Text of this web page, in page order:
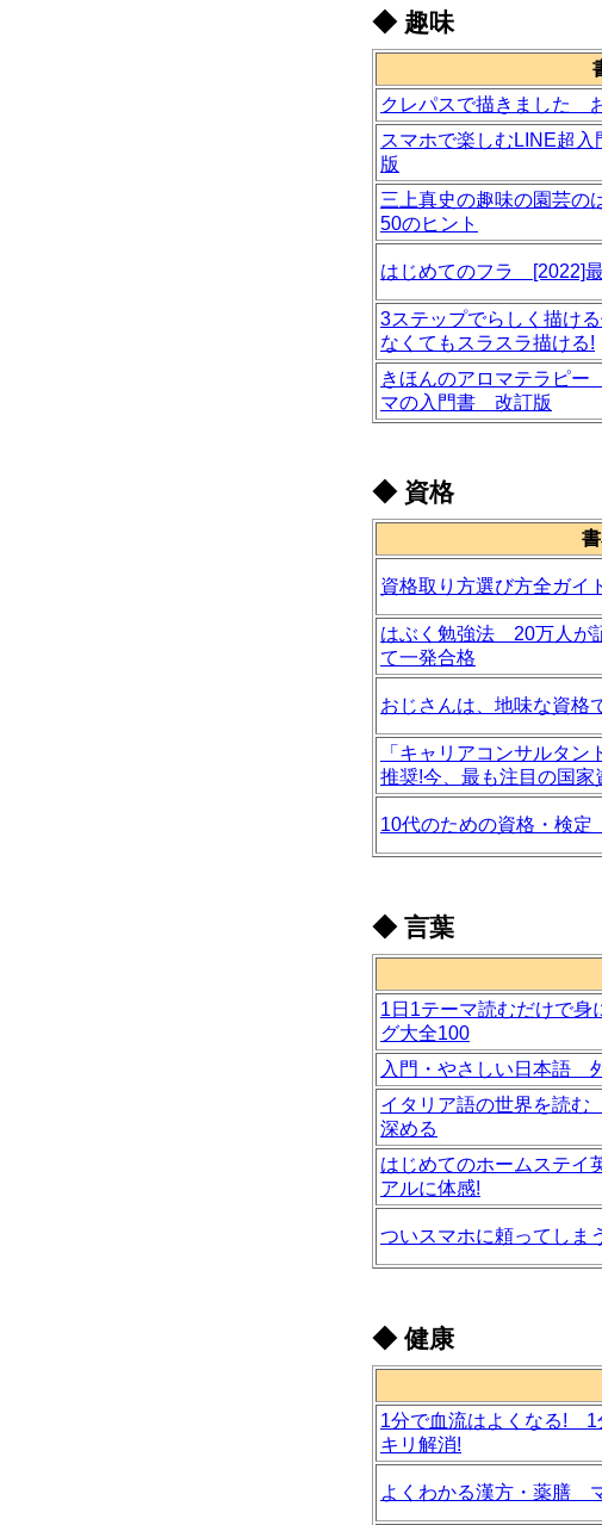
◆ 趣味
クレパスで描きました
スマホで楽しむLINE超
版
三上真史の趣味の園芸
50のヒント
はじめてのフラ [2022]
3ステップでらしく描け
なくてもスラスラ描ける!
きほんのアロマテラピ
マの入門書 改訂版
◆ 資格
資格取り方選び方全ガ
はぶく勉強法 20万人が
て一発合格
おじさんは、地味な資格
「キャリアコンサルタ
推奨!今、最も注目の国家
10代のための資格・検
◆ 言葉
1日1テーマ読むだけで身
グ大全100
入門・やさしい日本語
イタリア語の世界を読む
深める
はじめてのホームステ
アルに体感!
ついスマホに頼ってしま
◆ 健康
1分で血流はよくなる! 1
キリ解消!
よくわかる漢方・薬膳